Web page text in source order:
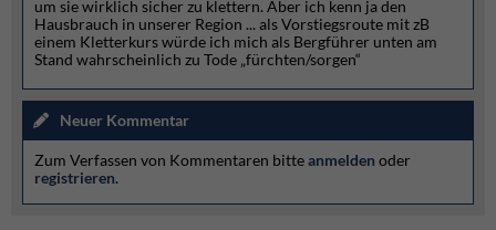
um sie wirklich sicher zu klettern. Aber ich kenn ja den
Hausbrauch in unserer Region ... als Vorstiegsroute mit zB
einem Kletterkurs würde ich mich als Bergführer unten am
Stand wahrscheinlich zu Tode „fürchten/sorgen“
Neuer Kommentar
Zum Verfassen von Kommentaren bitteanmelden oder
registrieren.